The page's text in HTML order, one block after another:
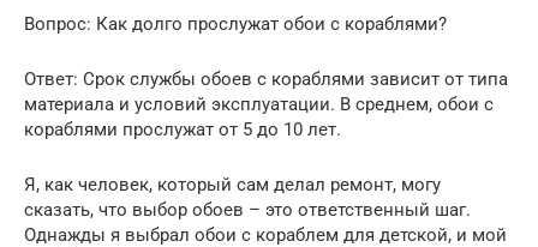
Вопрос: Как долго прослужат обои с кораблями?
Ответ: Срок службы обоев с кораблями зависит от типа
материала и условий эксплуатации. В среднем, обои с
кораблями прослужат от 5 до 10 лет.
Я, как человек, который сам делал ремонт, могу
сказать, что выбор обоев – это ответственный шаг.
Однажды я выбрал обои с кораблем для детской, и мой